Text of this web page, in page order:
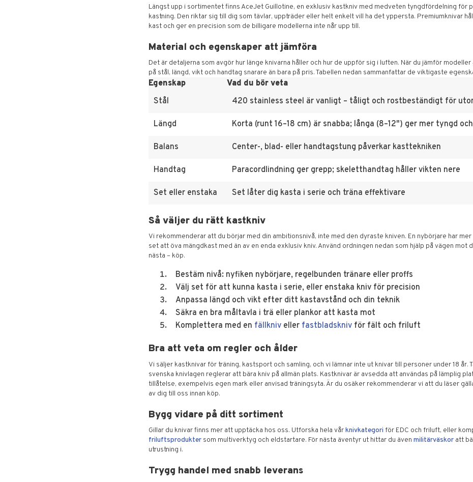
Längst upp i sortimentet finns AceJet Guillotine, en exklusiv kastkniv med medveten tyngdfördelning för
kastning. Den riktar sig till dig som tävlar, uppträder eller helt enkelt vill ha det yppersta. Premiumknivar
kast och ger en precision som de billigare modellerna inte når upp till.
Material och egenskaper att jämföra
Det är detaljerna som avgör hur länge knivarna håller och hur de uppför sig i luften. När du jämför
på stål, längd, vikt och handtag snarare än bara på pris. Tabellen nedan sammanfattar de viktigaste
Egenskap
Vad du bör veta
Stål
420 stainless steel är vanligt – tåligt och rostbeständigt för
Längd Korta (runt 16–18 cm) är snabba; långa (8–12") ger mer tyngd
Balans Center-, blad- eller handtagstung påverkar kasttekniken
Handtag Paracordlindning ger grepp; skeletthandtag håller vikten nere
Set eller enstaka Set låter dig kasta i serie och träna effektivare
Så väljer du rätt kastkniv
Vi rekommenderar att du börjar med din ambitionsnivå, inte med den dyraste kniven. En nybörjare har
set att öva mängdkast med än av en enda exklusiv kniv. Använd ordningen nedan som hjälp på vägen mot
nästa – köp.
Bestäm nivå: nyfiken nybörjare, regelbunden tränare eller proffs
Välj set för att kunna kasta i serie, eller enstaka kniv för precision
Anpassa längd och vikt efter ditt kastavstånd och din teknik
Säkra en bra måltavla i trä eller plankor att kasta mot
Komplettera med en fällkniv eller fastbladskniv för fält och friluft
Bra att veta om regler och ålder
Vi säljer kastknivar för träning, kastsport och samling, och vi lämnar inte ut knivar till personer under 18 år.
svenska knivlagen reglerar att bära kniv på allmän plats. Kastknivar är avsedda att användas på lämplig
tillåtelse, exempelvis egen mark eller anvisad träningsyta. Är du osäker rekommenderar vi att du läser
av dig till oss innan köp.
Bygg vidare på ditt sortiment
Gillar du knivar finns mer att upptäcka hos oss. Utforska hela vårknivkategori för EDC och friluft, eller
friluftsprodukter som multiverktyg och eldstartare. För nästa äventyr ut hittar du även militärväskor att
utrustning i.
Trygg handel med snabb leverans